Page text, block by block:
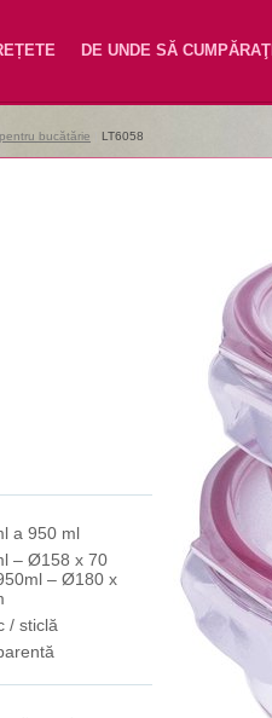
DE UNDE SĂ CUMPĂRAŢI
bucătărie LT6058
a 950 ml
– Ø158 x 70
– Ø180 x
/ sticlă